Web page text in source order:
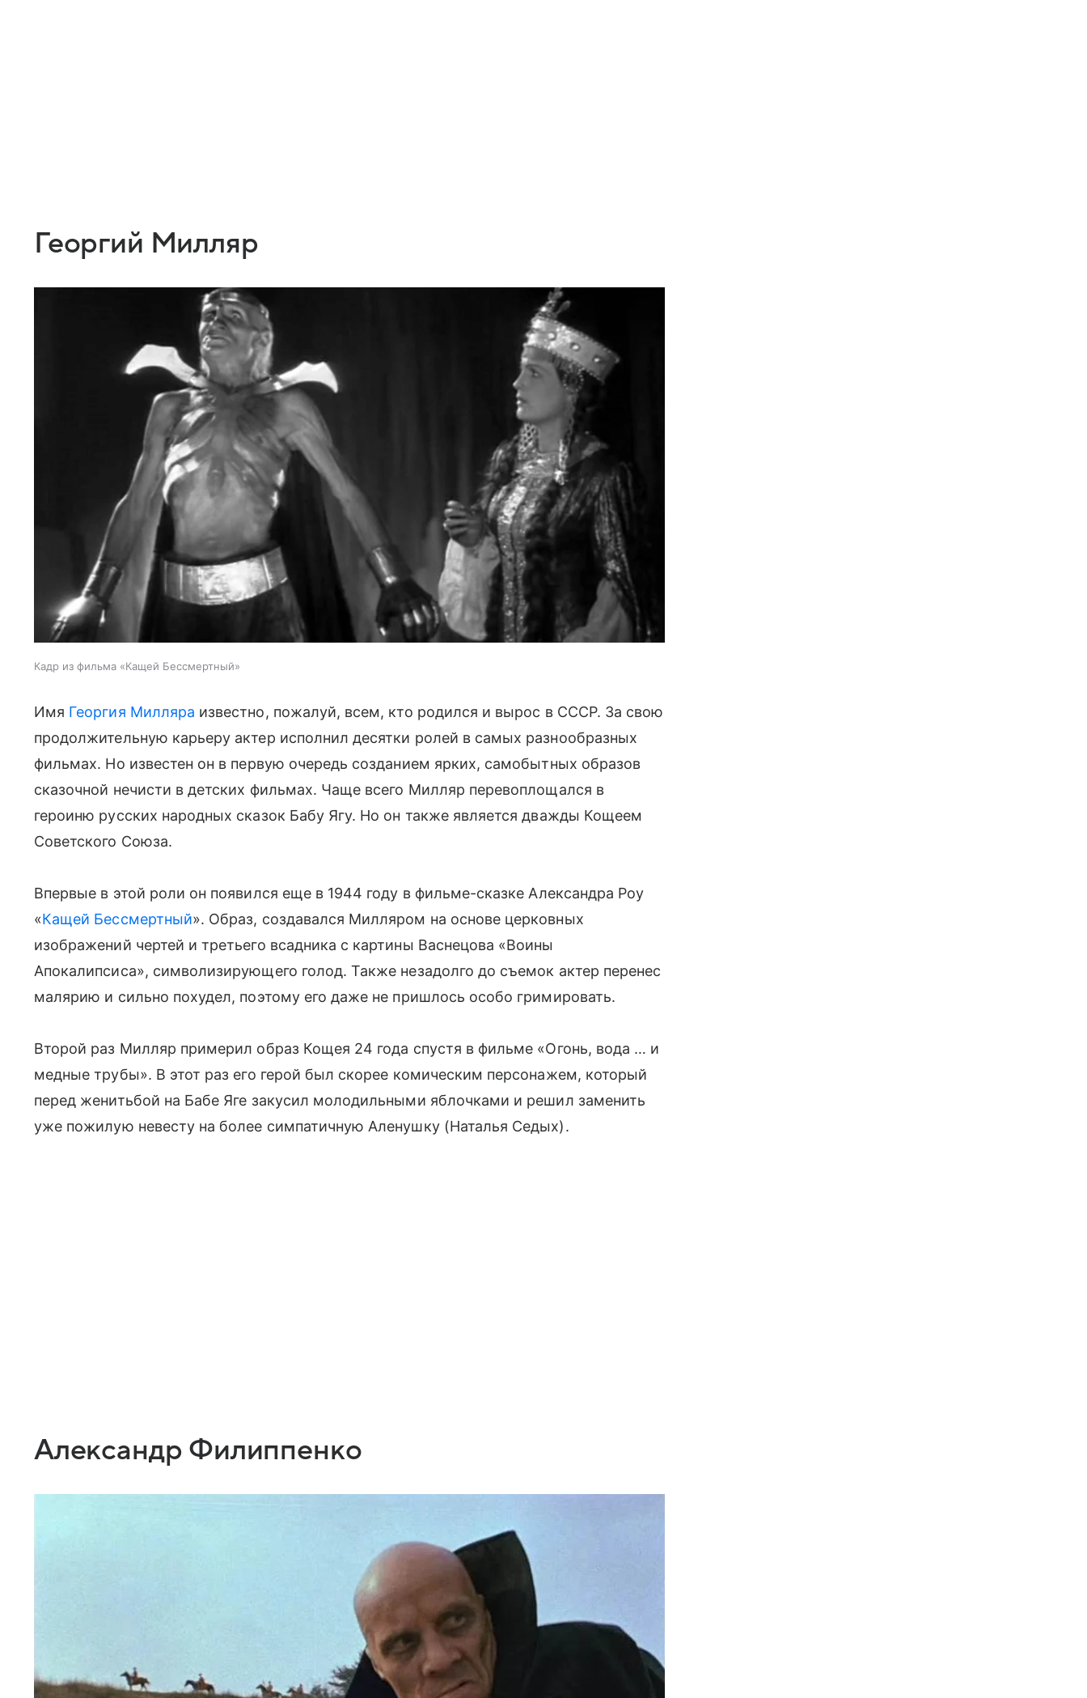
Георгий Милляр
Кадр из фильма «Кащей Бессмертный»
Имя Георгия Милляра известно, пожалуй, всем, кто родился и вырос в СССР. За свою
продолжительную карьеру актер исполнил десятки ролей в самых разнообразных
фильмах. Но известен он в первую очередь созданием ярких, самобытных образов
сказочной нечисти в детских фильмах. Чаще всего Милляр перевоплощался в
героиню русских народных сказок Бабу Ягу. Но он также является дважды Кощеем
Советского Союза.
Впервые в этой роли он появился еще в 1944 году в фильме-сказке Александра Роу
«Кащей Бессмертный». Образ, создавался Милляром на основе церковных
изображений чертей и третьего всадника с картины Васнецова «Воины
Апокалипсиса», символизирующего голод. Также незадолго до съемок актер перенес
малярию и сильно похудел, поэтому его даже не пришлось особо гримировать.
Второй раз Милляр примерил образ Кощея 24 года спустя в фильме «Огонь, вода … и
медные трубы». В этот раз его герой был скорее комическим персонажем, который
перед женитьбой на Бабе Яге закусил молодильными яблочками и решил заменить
уже пожилую невесту на более симпатичную Аленушку (Наталья Седых).
Александр Филиппенко